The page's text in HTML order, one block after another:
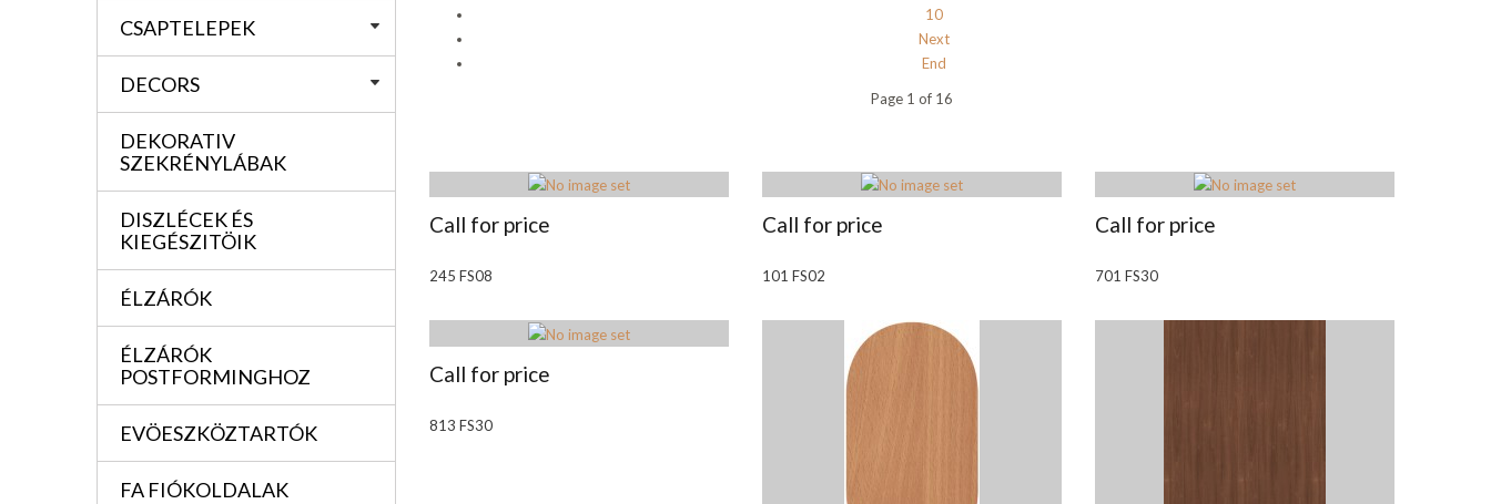
CSAPTELEPEK
DECORS
DEKORATIV
SZEKRÉNYLÁBAK
DISZLÉCEK ÉS
KIEGÉSZITÖIK
ÉLZÁRÓK
ÉLZÁRÓK
POSTFORMINGHOZ
EVÖESZKÖZTARTÓK
FA FIÓKOLDALAK
10
Next
End
Page 1 of 16
Call for price
245 FS08
Call for price
101 FS02
Call for price
701 FS30
Call for price
813 FS30